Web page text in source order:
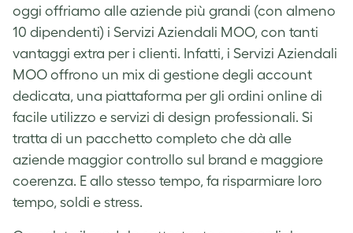
oggi offriamo alle aziende più grandi (con almeno
10 dipendenti) i Servizi Aziendali MOO, con tanti
vantaggi extra per i clienti. Infatti, i Servizi Aziendali
MOO offrono un mix di gestione degli account
dedicata, una piattaforma per gli ordini online di
facile utilizzo e servizi di design professionali. Si
tratta di un pacchetto completo che dà alle
aziende maggior controllo sul brand e maggiore
coerenza. E allo stesso tempo, fa risparmiare loro
tempo, soldi e stress.